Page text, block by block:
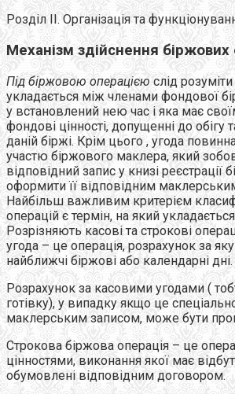
Розділ ІІ. Організація та
Механізм здійснення біржових
Під біржовою операцією слід
укладається між членами фондової
у встановлений нею час і яка має
фондові цінності, допущенні до обігу
даній біржі. Крім цього , угода
участю біржового маклера, який
відповідний запис у книзі реєстрації
оформити її відповідним
Найбільш важливим критерієм
операцій є термін, на який
Розрізняють касові та строкові
угода – це операція, розрахунок за
найближчі біржові або календарні дні.
Розрахунок за касовими угодами (
готівку), у випадку якщо це
маклерським записом, може бути
Строкова біржова операція – це
цінностями, виконання якої має
обумовлені відповідним договором.